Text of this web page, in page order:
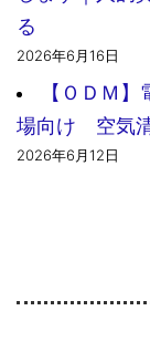
る
2026年6月16日
【ＯＤＭ
場向け 空気
2026年6月12日